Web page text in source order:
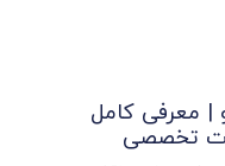
| معرفی کامل
تخصصی